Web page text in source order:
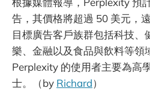
告，其價格將超過 50 美元，
目標廣告客戶族群包括科技、
樂、金融以及食品與飲料等領
Perplexity 的使用者主要為高
士。（by Richard）